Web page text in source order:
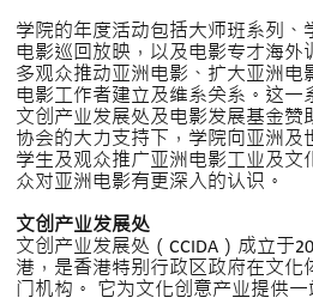
学院的年度活动包括大师班系列、
电影巡回放映，以及电影专才海外
多观众推动亚洲电影、扩大亚洲电
电影工作者建立及维系关系。这一
文创产业发展处及电影发展基金赞
协会的大力支持下，学院向亚洲及
学生及观众推广亚洲电影工业及文
众对亚洲电影有更深入的认识。
文创产业发展处
文创产业发展处（CCIDA）成立于
港，是香港特别行政区政府在文化
门机构。 它为文化创意产业提供